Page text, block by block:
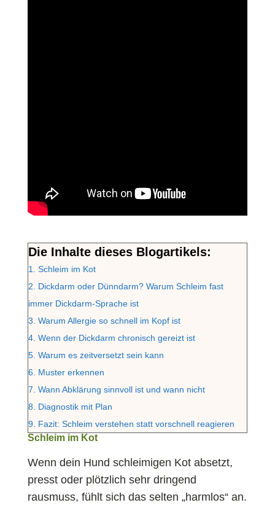
Die Inhalte dieses Blogartikels:
1.
Schleim im Kot
2.
Dickdarm oder Dünndarm? Warum Schleim fast
immer Dickdarm-Sprache ist
3. Warum Allergie so schnell im Kopf ist
4. Wenn der Dickdarm chronisch gereizt ist
5. Warum es zeitversetzt sein kann
6.
Muster erkennen
7. Wann Abklärung sinnvoll ist und wann nicht
8.
Diagnostik mit Plan
9. Fazit: Schleim verstehen statt vorschnell reagieren
Schleim im Kot
Wenn dein Hund schleimigen Kot absetzt,
presst oder plötzlich sehr dringend
rausmuss, fühlt sich das selten „harmlos“ an.